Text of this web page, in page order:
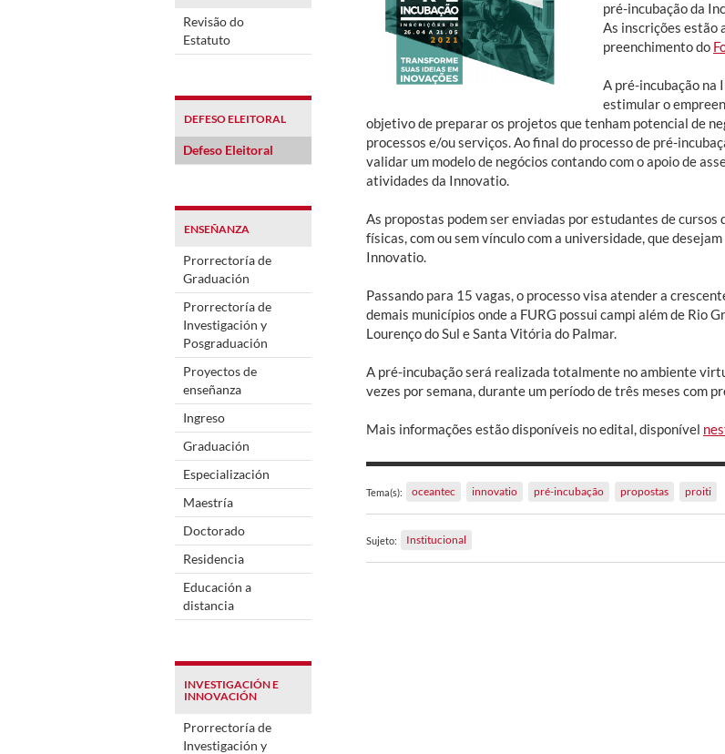
Revisão do
Estatuto
DEFESO ELEITORAL
Defeso Eleitoral
ENSEÑANZA
Prorrectoría de
Graduación
Prorrectoría de
Investigación y
Posgraduación
Proyectos de
enseñanza
Ingreso
Graduación
Especialización
Maestría
Doctorado
Residencia
Educación a
distancia
INVESTIGACIÓN E
INNOVACIÓN
Prorrectoría de
Investigación y
pré-incubação da
As inscrições estão
preenchimento do
A pré-incubação na
estimular o
objetivo de preparar os projetos que tenham potencial de
processos e/ou serviços. Ao final do processo de pré-
validar um modelo de negócios contando com o apoio de
atividades da Innovatio.
As propostas podem ser enviadas por estudantes de cursos
físicas, com ou sem vínculo com a universidade, que
Innovatio.
Passando para 15 vagas, o processo visa atender a
demais municípios onde a FURG possui campi além de Rio
Lourenço do Sul e Santa Vitória do Palmar.
A pré-incubação será realizada totalmente no ambiente
vezes por semana, durante um período de três meses com
Mais informações estão disponíveis no edital, disponível
Tema(s): oceantec innovatio pré-incubação propostas proiti
Sujeto: Institucional